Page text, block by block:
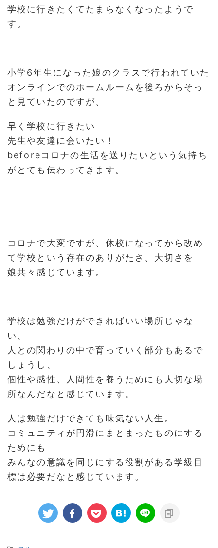
学校に行きたくてたまらなくなったようで
す。
小学6年生になった娘のクラスで行われていた
オンラインでのホームルームを後ろからそっ
と見ていたのですが、
早く学校に行きたい
先生や友達に会いたい！
beforeコロナの生活を送りたいという気持ち
がとても伝わってきます。
コロナで大変ですが、休校になってから改め
て学校という存在のありがたさ、大切さを
娘共々感じています。
学校は勉強だけができればいい場所じゃな
い、
人との関わりの中で育っていく部分もあるで
しょうし、
個性や感性、人間性を養うためにも大切な場
所なんだなと感じています。
人は勉強だけできても味気ない人生。
コミュニティが円滑にまとまったものにする
ためにも
みんなの意識を同じにする役割がある学級目
標は必要だなと感じています。